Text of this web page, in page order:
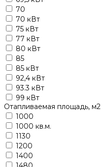
70
70 кВт
75 кВт
77 кВт
80 кВт
85
85 кВт
92,4 кВт
93.3 кВт
99 кВт
Отапливаемая площадь, м2
1000
1000 кв.м.
1130
1200
1400